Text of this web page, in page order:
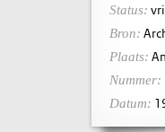
Status:
Bron:
Plaats:
Nummer:
Datum: